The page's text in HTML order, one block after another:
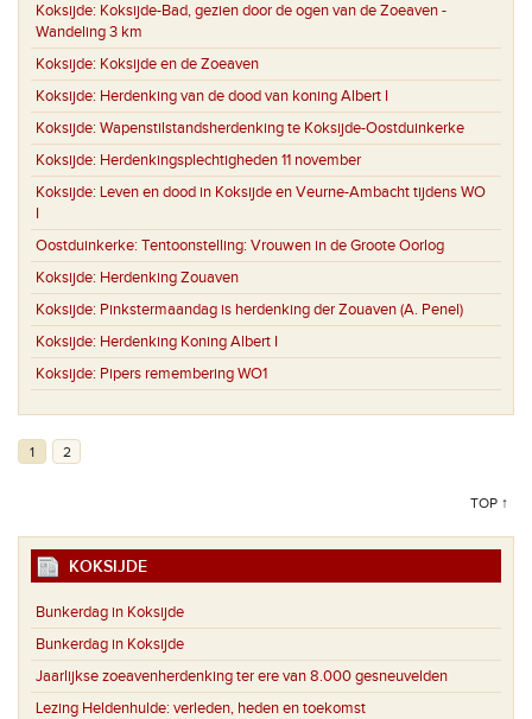
Koksijde: Koksijde-Bad, gezien door de ogen van de Zoeaven -
Wandeling 3 km
Koksijde: Koksijde en de Zoeaven
Koksijde: Herdenking van de dood van koning Albert I
Koksijde: Wapenstilstandsherdenking te Koksijde-Oostduinkerke
Koksijde: Herdenkingsplechtigheden 11 november
Koksijde: Leven en dood in Koksijde en Veurne-Ambacht tijdens WO
I
Oostduinkerke: Tentoonstelling: Vrouwen in de Groote Oorlog
Koksijde: Herdenking Zouaven
Koksijde: Pinkstermaandag is herdenking der Zouaven (A. Penel)
Koksijde: Herdenking Koning Albert I
Koksijde: Pipers remembering WO1
1 2
TOP ↑
KOKSIJDE
Bunkerdag in Koksijde
Bunkerdag in Koksijde
Jaarlijkse zoeavenherdenking ter ere van 8.000 gesneuvelden
Lezing Heldenhulde: verleden, heden en toekomst